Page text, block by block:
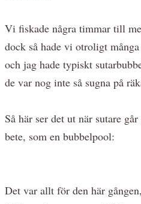
Vi fiskade några timmar till
dock så hade vi otroligt
och jag hade typiskt
de var nog inte så sugna på
Så här ser det ut när sutare
bete, som en bubbelpool:
Det var allt för den här